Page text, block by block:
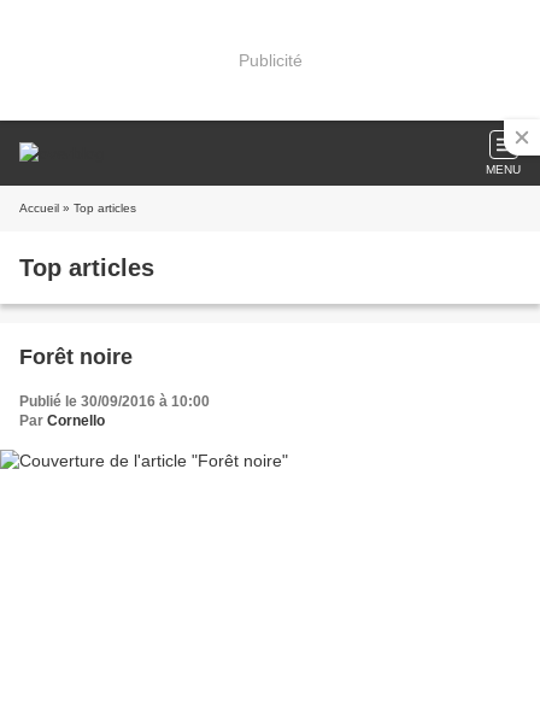
Publicité
MENU
Accueil » Top articles
Top articles
Forêt noire
Publié le 30/09/2016 à 10:00
Par Cornello